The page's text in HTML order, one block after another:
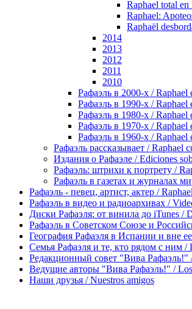
Raphael total
Raphael:
Raphaël
2014
2013
2012
2011
2010
Рафаэль в 2000-х / Raphael
Рафаэль в 1990-х / Raphael
Рафаэль в 1980-х / Raphael
Рафаэль в 1970-х / Raphael
Рафаэль в 1960-х / Raphael
Рафаэль рассказывает / Raphael
Издания о Рафаэле / Ediciones
Рафаэль: штрихи к портрету /
Рафаэль в газетах и журналах
Рафаэль - певец, артист, актер /
Рафаэль в видео и радиоархивах /
Диски Рафаэля: от винила до iTunes /
Рафаэль в Советском Союзе и
География Рафаэля в Испании и вне
Семья Рафаэля и те, кто рядом с ним /
Редакционный совет "Вива Рафаэль!"
Ведущие авторы "Вива Рафаэль!" /
Наши друзья / Nuestros amigos